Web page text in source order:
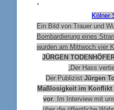
°
Kölner
Ein Bild von Trauer und
Bombardierung eines
wurden am Mittwoch vier
JÜRGEN
„Der Hass
Der Publizist Jürgen
Maßlosigkeit im Konflikt
vor . Im Interview mit